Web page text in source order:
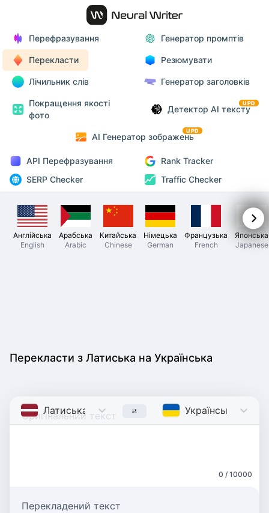
Перефразування Генератор промптів
Перекласти Резюмувати
Лічильник слів Генератор заголовків
Покращення якості
фото
Детектор AI тексту
UPD
AI Генератор зображень
UPD
API Перефразування
Rank Tracker
SERP Checker
Traffic Checker
Англійська
English
Арабська
Arabic
Китайська
Chinese
Німецька
German
Французька
French
Японська
Japanese
Перекласти з Латиська на Українська
Латиська Latvian Українська
0 / 10000
Перекладений текст